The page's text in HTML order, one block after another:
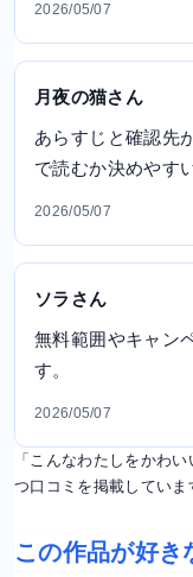
2026/05/07
月夜の猫さん
あらすじと確認先
で読むか決めやす
2026/05/07
ソラさん
無料範囲やキャン
す。
2026/05/07
「こんなわたしをかわ
つ口コミを掲載していま
この作品が好き